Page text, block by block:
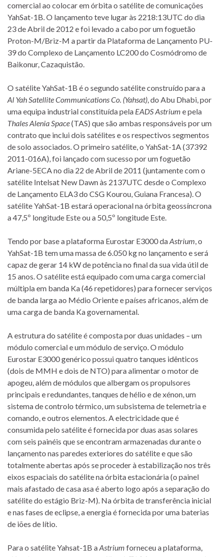
comercial ao colocar em órbita o satélite de comunicações
YahSat-1B. O lançamento teve lugar às 2218:13UTC do dia
23 de Abril de 2012 e foi levado a cabo por um foguetão
Proton-M/Briz-M a partir da Plataforma de Lançamento PU-
39 do Complexo de Lançamento LC200 do Cosmódromo de
Baikonur, Cazaquistão.
O satélite YahSat-1B é o segundo satélite construído para a
Al Yah Satellite Communications Co. (Yahsat), do Abu Dhabi, por
uma equipa industrial constituída pela EADS Astrium e pela
Thales Alenia Space(TAS) que são ambas responsáveis por um
contrato que inclui dois satélites e os respectivos segmentos
de solo associados. O primeiro satélite, o YahSat-1A (37392
2011-016A), foi lançado com sucesso por um foguetão
Ariane-5ECA no dia 22 de Abril de 2011 (juntamente com o
satélite Intelsat New Dawn às 2137UTC desde o Complexo
de Lançamento ELA3 do CSG Kourou, Guiana Francesa). O
satélite YahSat-1B estará operacional na órbita geossíncrona
a 47,5º longitude Este ou a 50,5º longitude Este.
Tendo por base a plataforma Eurostar E3000 daAstrium, o
YahSat-1B tem uma massa de 6.050 kg no lançamento e será
capaz de gerar 14 kW de potência no final da sua vida útil de
15 anos. O satélite está equipado com uma carga comercial
múltipla em banda Ka (46 repetidores) para fornecer serviços
de banda larga ao Médio Oriente e países africanos, além de
uma carga de banda Ka governamental.
A estrutura do satélite é composta por duas unidades – um
módulo comercial e um módulo de serviço. O módulo
Eurostar E3000 genérico possui quatro tanques idênticos
(dois de MMH e dois de NTO) para alimentar o motor de
apogeu, além de módulos que albergam os propulsores
principais e redundantes, tanques de hélio e de xénon, um
sistema de controlo térmico, um subsistema de telemetria e
comando, e outros elementos. A electricidade que é
consumida pelo satélite é fornecida por duas asas solares
com seis painéis que se encontram armazenadas durante o
lançamento nas paredes exteriores do satélite e que são
totalmente abertas após se proceder à estabilização nos três
eixos espaciais do satélite na órbita estacionária (o painel
mais afastado de casa asa é aberto logo após a separação do
satélite do estágio Briz-M). Na órbita de transferência inicial
e nas fases de eclipse, a energia é fornecida por uma baterias
de iões de lítio.
Para o satélite Yahsat-1B aAstrium forneceu a plataforma,